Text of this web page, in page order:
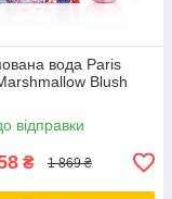
вода Paris
Blush
відправки
₴ 1 869 ₴